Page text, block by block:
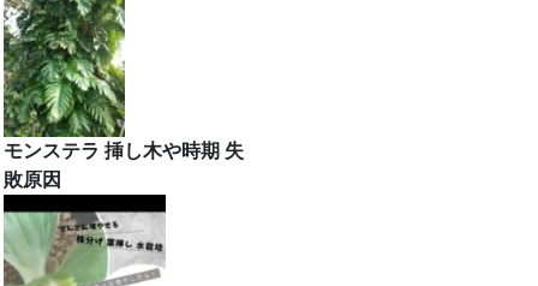
モンステラ 挿し木や時期 失
敗原因